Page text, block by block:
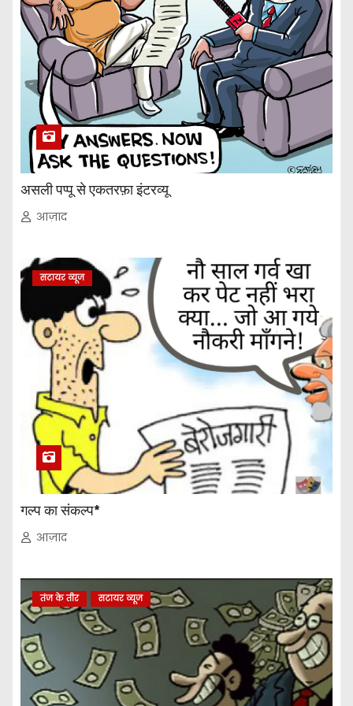
असली पप्पू से एकतरफ़ा इंटरव्यू
आज़ाद
सटायर व्यूज
गल्प का संकल्प*
आज़ाद
तंज के तीर सटायर व्यूज